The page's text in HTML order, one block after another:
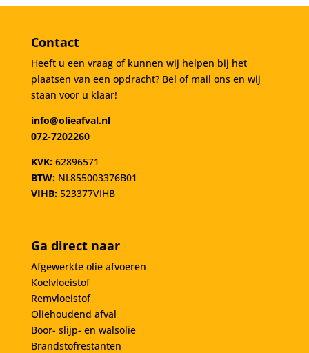
Contact
Heeft u een vraag of kunnen wij helpen bij het
plaatsen van een opdracht? Bel of mail ons en wij
staan voor u klaar!
info@olieafval.nl
072-7202260
KVK: 62896571
BTW: NL855003376B01
VIHB:523377VIHB
Ga direct naar
Afgewerkte olie afvoeren
Koelvloeistof
Remvloeistof
Oliehoudend afval
Boor- slijp- en walsolie
Brandstofrestanten